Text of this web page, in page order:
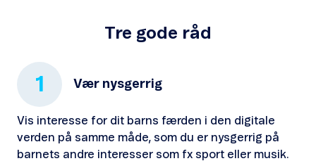
Tre gode råd
1 Vær nysgerrig
Vis interesse for dit barns færden i den digitale
verden på samme måde, som du er nysgerrig på
barnets andre interesser som fx sport eller musik.